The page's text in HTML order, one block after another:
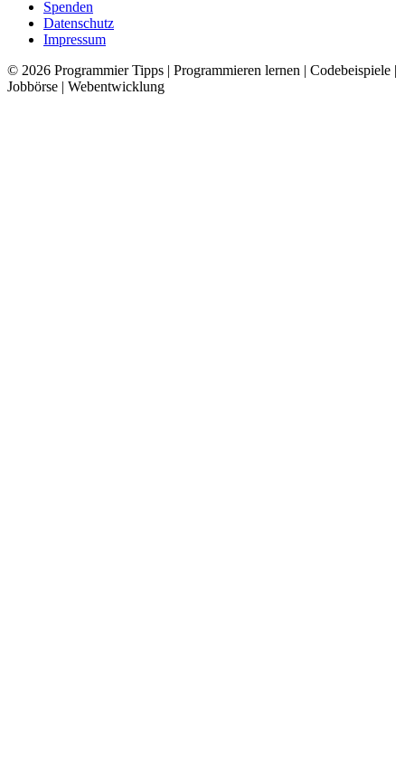
Spenden
Datenschutz
Impressum
© 2026 Programmier Tipps | Programmieren lernen | Codebeispiele |
Jobbörse | Webentwicklung